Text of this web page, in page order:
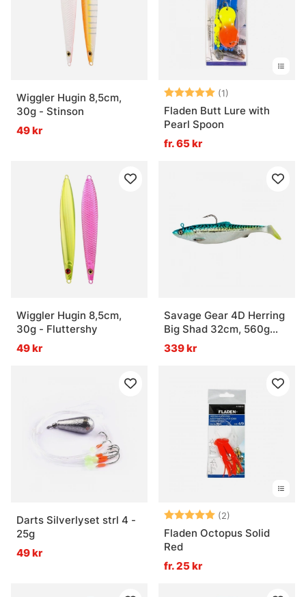
Wiggler Hugin 8,5cm,
30g - Stinson
49 kr
Betyg: (1)
Fladen Butt Lure with
Pearl Spoon
fr. 65 kr
Wiggler Hugin 8,5cm,
30g - Fluttershy
49 kr
Savage Gear 4D Herring
Big Shad 32cm, 560g
1+1pcs - Green Mackerel
339 kr
Darts Silverlyset strl 4 -
25g
49 kr
Betyg: (2)
Fladen Octopus Solid
Red
fr. 25 kr